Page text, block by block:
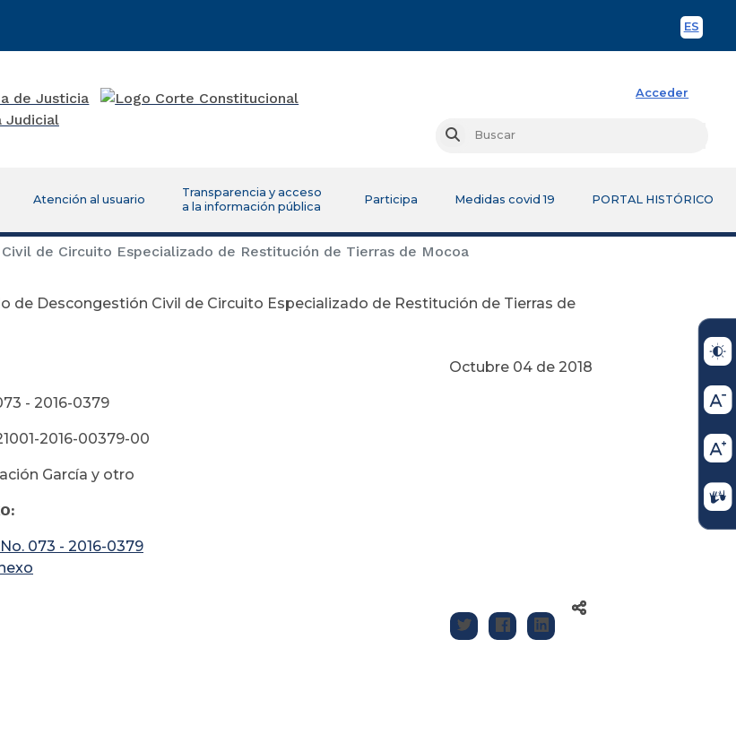
ES
Acceder
Buscar
Atención al usuario
Transparencia y acceso
a la información pública
Participa Medidas covid 19 PORTAL HISTÓRICO
de Circuito Especializado de Restitución de Tierras de Mocoa
de Descongestión Civil de Circuito Especializado de Restitución de Tierras de
Octubre 04 de 2018
- 2016-0379
2016-00379-00
García y otro
073 - 2016-0379